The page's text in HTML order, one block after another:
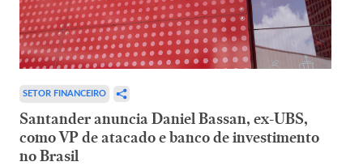
SETOR FINANCEIRO
Santander anuncia Daniel Bassan, ex-UBS,
como VP de atacado e banco de investimento
no Brasil